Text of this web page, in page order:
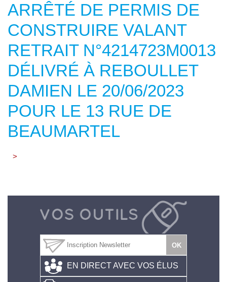
ARRÊTÉ DE PERMIS DE
CONSTRUIRE VALANT
RETRAIT N°4214723M0013
DÉLIVRÉ À REBOULLET
DAMIEN LE 20/06/2023
POUR LE 13 RUE DE
BEAUMARTEL
>
EN DIRECT AVEC VOS ÉLUS